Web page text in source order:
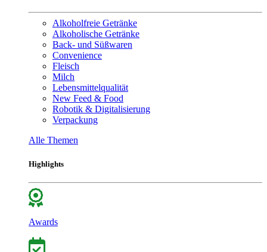
Alkoholfreie Getränke
Alkoholische Getränke
Back- und Süßwaren
Convenience
Fleisch
Milch
Lebensmittelqualität
New Feed & Food
Robotik & Digitalisierung
Verpackung
Alle Themen
Highlights
Awards